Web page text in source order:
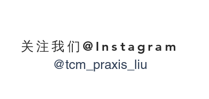
关注我们@Instagram
@tcm_praxis_liu